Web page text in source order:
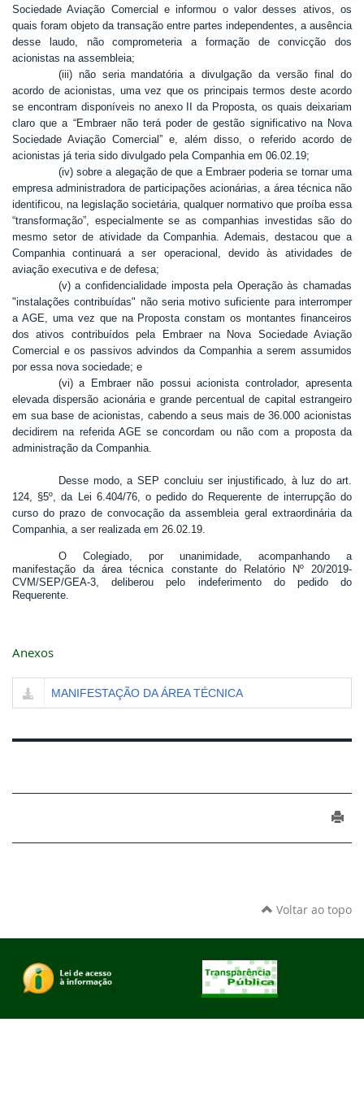
Sociedade Aviação Comercial e informou o valor desses ativos, os
quais foram objeto da transação entre partes independentes, a ausência
desse laudo, não comprometeria a formação de convicção dos
acionistas na assembleia;
(iii) não seria mandatória a divulgação da versão final do
acordo de acionistas, uma vez que os principais termos deste acordo
se encontram disponíveis no anexo II da Proposta, os quais deixariam
claro que a “Embraer não terá poder de gestão significativo na Nova
Sociedade Aviação Comercial” e, além disso, o referido acordo de
acionistas já teria sido divulgado pela Companhia em 06.02.19;
(iv) sobre a alegação de que a Embraer poderia se tornar uma
empresa administradora de participações acionárias, a área técnica não
identificou, na legislação societária, qualquer normativo que proíba essa
“transformação”, especialmente se as companhias investidas são do
mesmo setor de atividade da Companhia. Ademais, destacou que a
Companhia continuará a ser operacional, devido às atividades de
aviação executiva e de defesa;
(v) a confidencialidade imposta pela Operação às chamadas
"instalações contribuídas" não seria motivo suficiente para interromper
a AGE, uma vez que na Proposta constam os montantes financeiros
dos ativos contribuídos pela Embraer na Nova Sociedade Aviação
Comercial e os passivos advindos da Companhia a serem assumidos
por essa nova sociedade; e
(vi) a Embraer não possui acionista controlador, apresenta
elevada dispersão acionária e grande percentual de capital estrangeiro
em sua base de acionistas, cabendo a seus mais de 36.000 acionistas
decidirem na referida AGE se concordam ou não com a proposta da
administração da Companhia.
Desse modo, a SEP concluiu ser injustificado, à luz do art.
124, §5º, da Lei 6.404/76, o pedido do Requerente de interrupção do
curso do prazo de convocação da assembleia geral extraordinária da
Companhia, a ser realizada em 26.02.19.
O Colegiado, por unanimidade, acompanhando a
manifestação da área técnica constante do Relatório Nº 20/2019-
CVM/SEP/GEA-3, deliberou pelo indeferimento do pedido do
Requerente.
Anexos
MANIFESTAÇÃO DA ÁREA TÉCNICA
Voltar ao topo